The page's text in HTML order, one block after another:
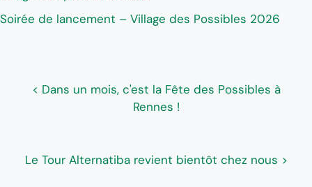
Soirée de lancement – Village des Possibles 2026
< Dans un mois, c'est la Fête des Possibles à
Rennes !
Le Tour Alternatiba revient bientôt chez nous >